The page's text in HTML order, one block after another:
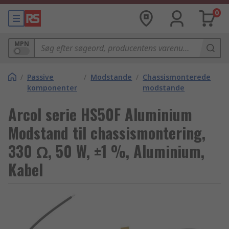
0
MPN
/ Passive
komponenter
/ Modstande / Chassismonterede
modstande
Arcol serie HS50F Aluminium
Modstand til chassismontering,
330 Ω, 50 W, ±1 %, Aluminium,
Kabel